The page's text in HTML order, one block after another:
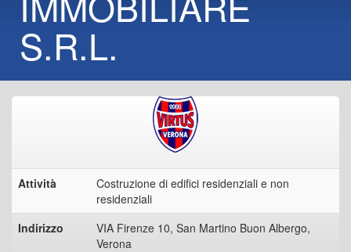
S.R.L.
Attività
Costruzione di edifici residenziali e non
residenziali
Indirizzo
VIA Firenze 10, San Martino Buon Albergo,
Verona